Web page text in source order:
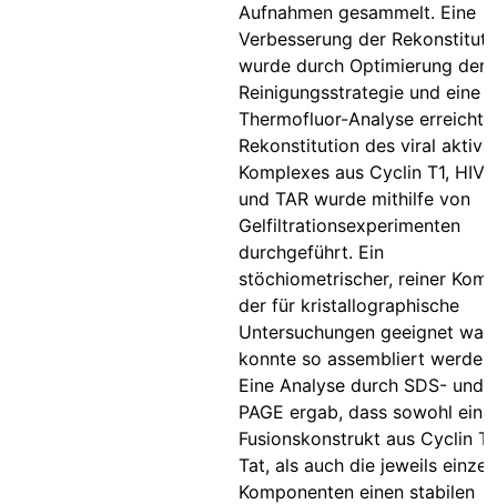
Aufnahmen gesammelt. Eine
Verbesserung der
wurde durch Optimierung der
Reinigungsstrategie und eine
Thermofluor-Analyse erreicht.
Rekonstitution des viral
Komplexes aus Cyclin T1, HIV-
und TAR wurde mithilfe von
Gelfiltrationsexperimenten
durchgeführt. Ein
stöchiometrischer, reiner
der für kristallographische
Untersuchungen geeignet war,
konnte so assembliert werden.
Eine Analyse durch SDS- und
PAGE ergab, dass sowohl ein
Fusionskonstrukt aus Cyclin
Tat, als auch die jeweils
Komponenten einen stabilen